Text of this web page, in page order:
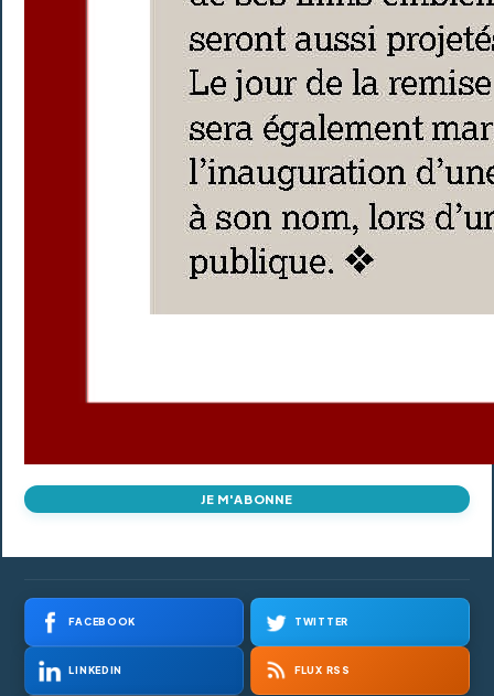
JE M'ABONNE
FACEBOOK TWITTER
LINKEDIN FLUX RSS